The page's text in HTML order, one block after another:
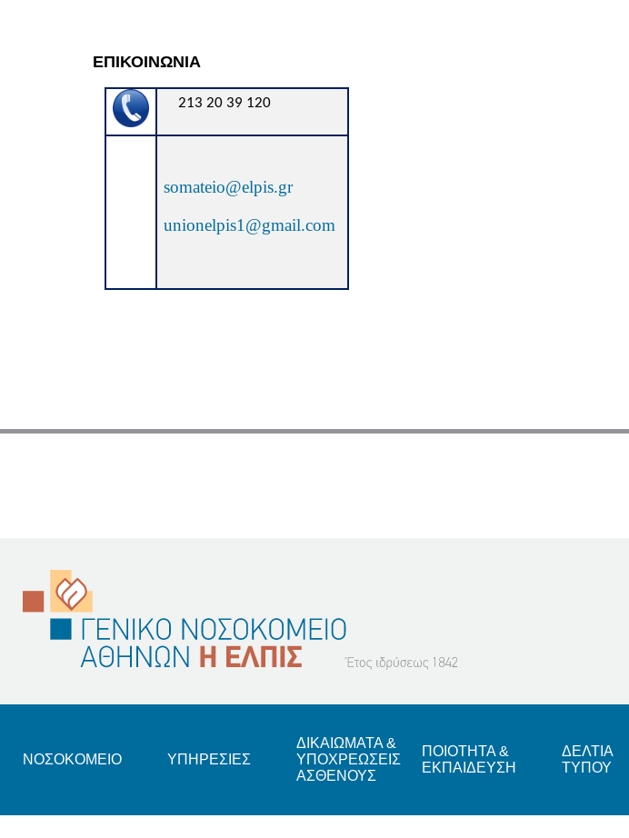
ΕΠΙΚΟΙΝΩΝΙΑ
213 20 39 120
somateio@elpis.gr
unionelpis1@gmail.com
ΝΟΣΟΚΟΜΕΙΟ ΥΠΗΡΕΣΙΕΣ
ΔΙΚΑΙΩΜΑΤΑ &
ΥΠΟΧΡΕΩΣΕΙΣ
ΑΣΘΕΝΟΥΣ
ΠΟΙΟΤΗΤΑ &
ΕΚΠΑΙΔΕΥΣΗ
ΔΕΛΤΙΑ
ΤΥΠΟΥ